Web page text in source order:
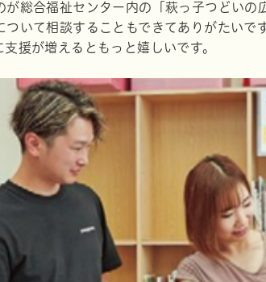
が総合福祉センター内の「萩っ子つどい
いて相談することもできてありがたいで
援が増えるともっと嬉しいです。